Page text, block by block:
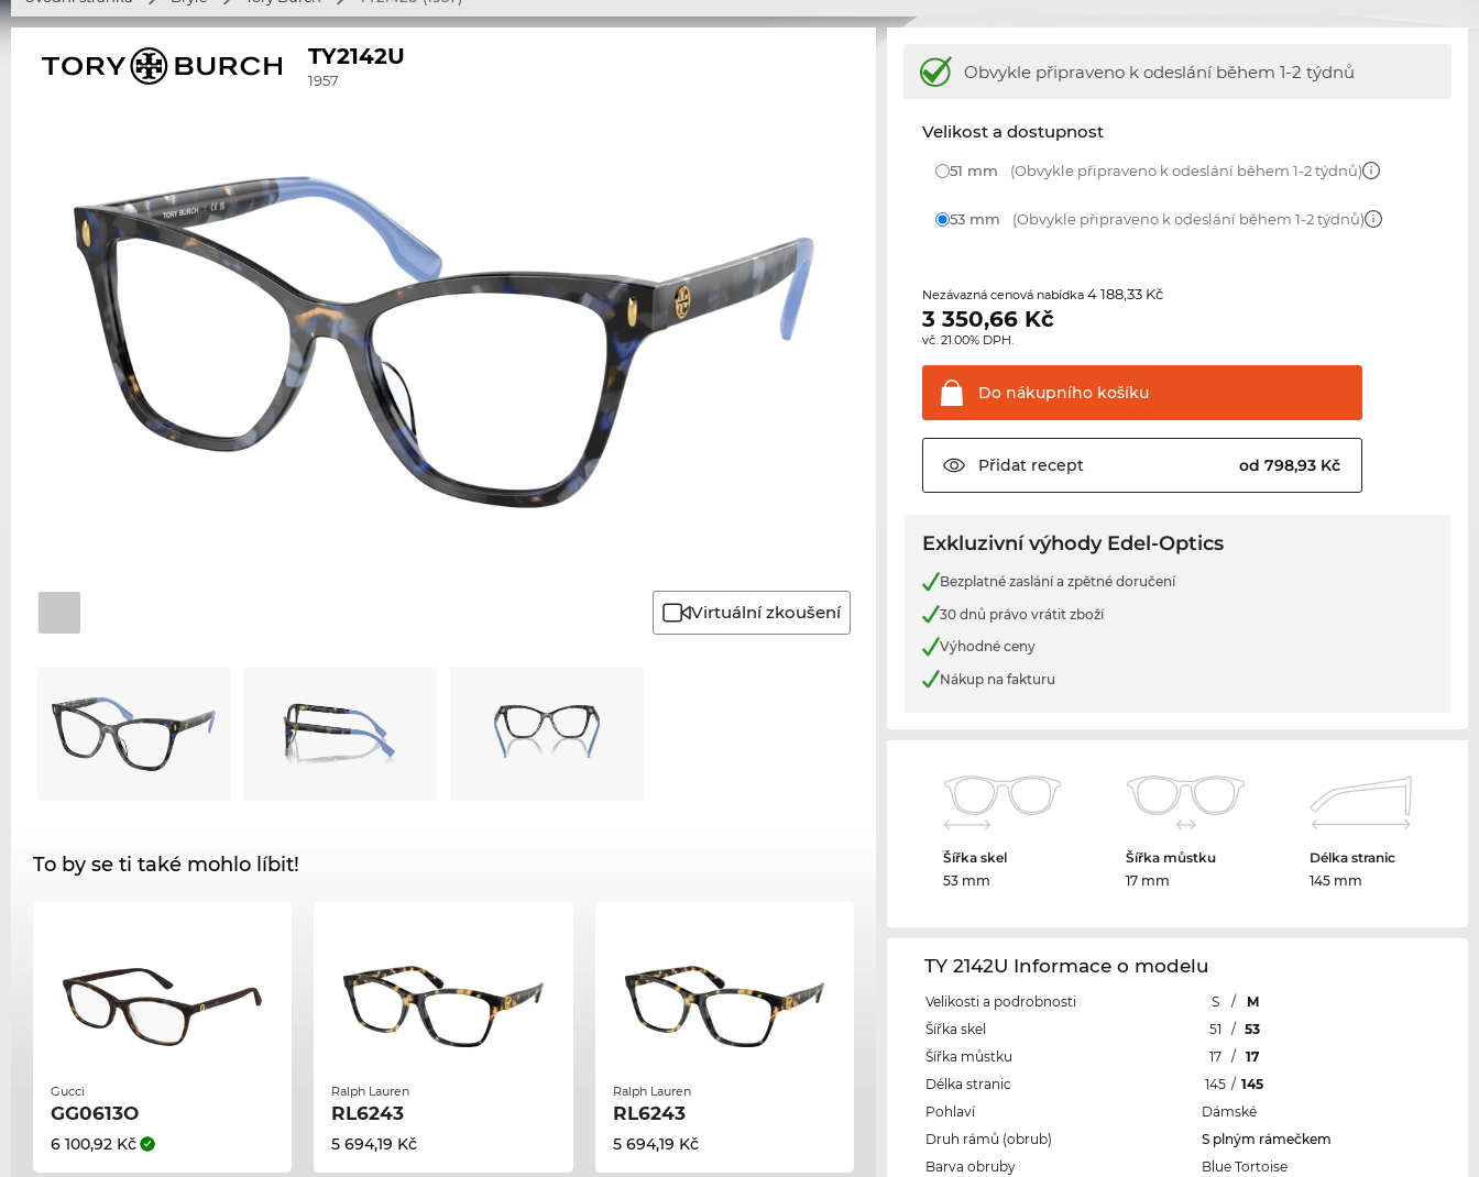
TY2142U
1957
Virtuální zkoušení
To by se ti také mohlo líbit!
Gucci
GG0613O
6 100,92 Kč
Ralph Lauren
RL6243
5 694,19 Kč
Ralph Lauren
RL6243
5 694,19 Kč
Obvykle připraveno k odeslání během 1-2 týdnů
Velikost a dostupnost
51 mm (Obvykle připraveno k odeslání během 1-2 týdnů)
53 mm (Obvykle připraveno k odeslání během 1-2 týdnů)
Nezávazná cenová nabídka4 188,33 Kč
3 350,66 Kč
vč. 21.00% DPH.
Do nákupního košíku
Přidat recept od 798,93 Kč
Exkluzivní výhody Edel-Optics
Bezplatné zaslání a zpětné doručení
30 dnů právo vrátit zboží
Výhodné ceny
Nákup na fakturu
Šířka skel
53 mm
Šířka můstku
17 mm
Délka stranic
145 mm
TY 2142U Informace o modelu
Velikosti a podrobnosti S /
M
Šířka skel
51 / 53
Šířka můstku
17 /
17
Délka stranic
145 / 145
Pohlaví
Dámské
Druh rámů (obrub)
S plným rámečkem
Barva obruby
Blue Tortoise